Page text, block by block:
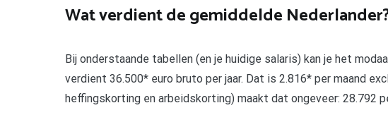
Wat verdient de gemiddelde
Bij onderstaande tabellen (en je huidige salaris) kan je het
verdient 36.500* euro bruto per jaar. Dat is 2.816* per maand
heffingskorting en arbeidskorting) maakt dat ongeveer: 28.792